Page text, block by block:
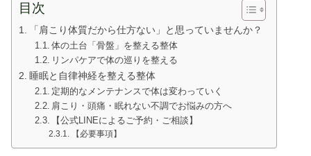
目次
「肩こり体質だから仕方ない」と思っていませんか？
体の土台「骨盤」を整える整体
リンパケアで体の巡りを整える
睡眠と自律神経を整える整体
定期的なメンテナンスで体は変わっていく
肩こり・頭痛・眠れない不調でお悩みの方へ
【公式LINEによるご予約・ご相談】
【必要事項】